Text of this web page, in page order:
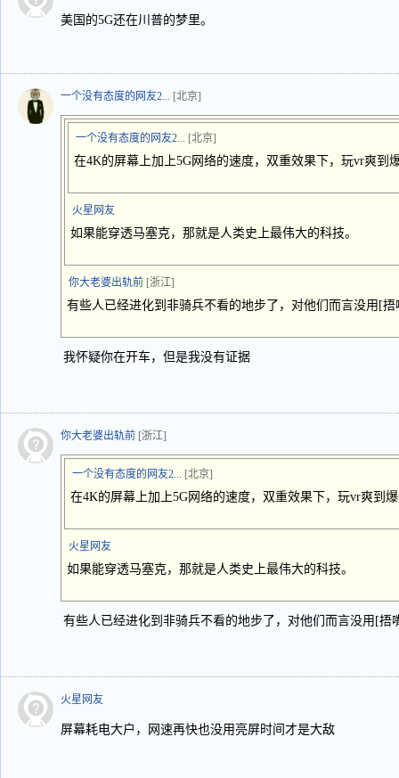
美国的5G还在川普的梦里。
一个没有态度的网友2... [北京]
一个没有态度的网友2... [北京]
在4K的屏幕上加上5G网络的速度，双重效果下，玩vr爽到
火星网友
如果能穿透马塞克，那就是人类史上最伟大的科技。
你大老婆出轨前 [浙江]
有些人已经进化到非骑兵不看的地步了，对他们而言没用[捂
我怀疑你在开车，但是我没有证据
你大老婆出轨前 [浙江]
一个没有态度的网友2... [北京]
在4K的屏幕上加上5G网络的速度，双重效果下，玩vr爽到
火星网友
如果能穿透马塞克，那就是人类史上最伟大的科技。
有些人已经进化到非骑兵不看的地步了，对他们而言没用[捂
火星网友
屏幕耗电大户，网速再快也没用亮屏时间才是大敌